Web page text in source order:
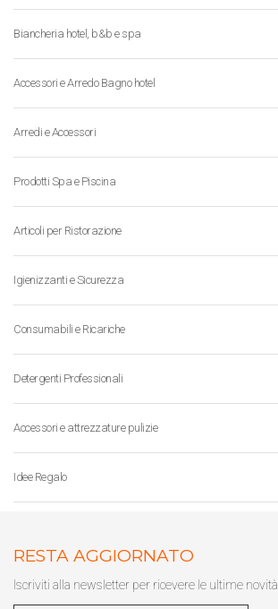
Biancheria hotel, b&b e spa
Accessori e Arredo Bagno hotel
Arredi e Accessori
Prodotti Spa e Piscina
Articoli per Ristorazione
Igienizzanti e Sicurezza
Consumabili e Ricariche
Detergenti Professionali
Accessori e attrezzature pulizie
Idee Regalo
RESTA AGGIORNATO
Iscriviti alla newsletter per ricevere le ultime novità